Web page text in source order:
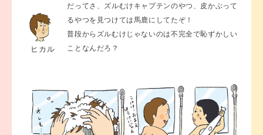
ヒカル
だってさ、ズルむけキャプテンのやつ、皮かぶって
るやつを見つけては馬鹿にしてたぞ！
普段からズルむけじゃないのは不完全で恥ずかしい
ことなんだろ？